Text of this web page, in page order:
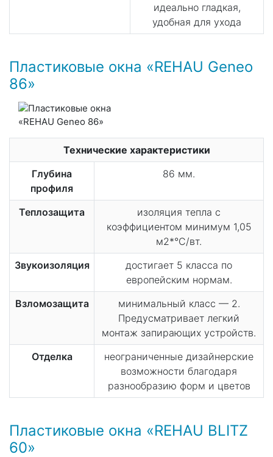
идеально гладкая,
удобная для ухода
Пластиковые окна «REHAU Geneo
86»
Технические характеристики
Глубина
профиля
86 мм.
Теплозащита
изоляция тепла с
коэффициентом минимум 1,05
м2*°C/вт.
Звукоизоляция
достигает 5 класса по
европейским нормам.
Взломозащита
минимальный класс — 2.
Предусматривает легкий
монтаж запирающих устройств.
Отделка
неограниченные дизайнерские
возможности благодаря
разнообразию форм и цветов
Пластиковые окна «REHAU BLITZ
60»